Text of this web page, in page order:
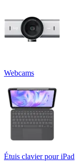
Webcams
Étuis clavier pour iPad